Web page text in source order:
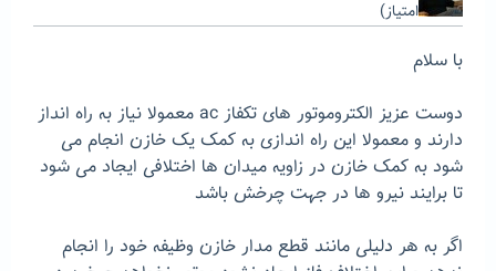
امتیاز)
با سلام
دوست عزیز الکتروموتور های تکفاز ac معمولا نیاز به راه انداز
دارند و معمولا این راه اندازی به کمک یک خازن انجام می
شود به کمک خازن در زاویه میدان ها اختلافی ایجاد می شود
تا برایند نیرو ها در جهت چرخش باشد
اگر به هر دلیلی مانند قطع مدار خازن وظیفه خود را انجام